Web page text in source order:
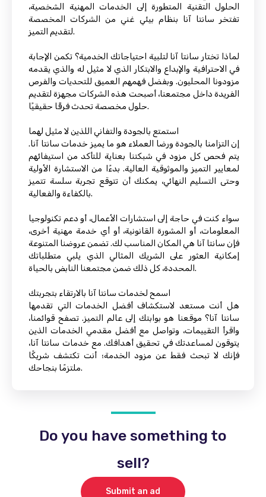
الحلول التقنية المتطورة إلى الخدمات المهنية الشخصية،
تفتخر سانتا آنا بنظام بيئي غني من الشركات المخصصة
لتقديم التميز.
لماذا تختار سانتا آنا لتلبية احتياجاتك الخدمية؟ تكمن الإجابة
في الاحترافية والإبداع والابتكار الذي لا مثيل له والذي يقدمه
مزودونا المحليون. وبفضل فهمهم العميق للتحديات والفرص
الفريدة داخل مجتمعنا، أصبحت هذه الشركات مجهزة لتقديم
حلول مخصصة تحدث فرقًا حقيقيًا.
استمتع بالجودة والتفاني اللذين لا مثيل لهما
إن التزامنا بالجودة ورضا العملاء هو ما يميز خدمات سانتا آنا.
يتم فحص كل مزود في شبكتنا بعناية للتأكد من استيفائهم
لمعايير التميز والموثوقية العالية. بدءًا من الاستشارة الأولية
وحتى التسليم النهائي، يمكنك أن تتوقع تجربة سلسة تتميز
بالكفاءة والفعالية.
سواء كنت في حاجة إلى استشارات الأعمال، أو دعم تكنولوجيا
المعلومات، أو المشورة القانونية، أو أي خدمة مهنية أخرى،
فإن سانتا آنا هي المكان المناسب لك. تضمن عروضنا المتنوعة
إمكانية العثور على الشريك المثالي الذي يلبي متطلباتك
المحددة، كل ذلك ضمن مجتمعنا النابض بالحياة.
اسمح لخدمات سانتا آنا بالارتقاء بتجربتك
هل أنت مستعد لاستكشاف أفضل الخدمات التي تقدمها
سانتا آنا؟ موقعنا هو بوابتك إلى عالم التميز. تصفح قوائمنا،
واقرأ التقييمات، وتواصل مع أفضل مقدمي الخدمات الذين
يتوقون لمساعدتك في تحقيق أهدافك. مع خدمات سانتا آنا،
فإنك لا تبحث فقط عن مزود الخدمة؛ أنت تكتشف شريكًا
ملتزمًا بنجاحك.
Do you have something to
sell?
Submit an ad